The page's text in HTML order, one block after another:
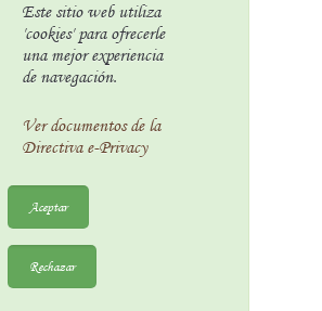
Este sitio web utiliza
'cookies' para ofrecerle
una mejor experiencia
de navegación.
Ver documentos de la
Directiva e-Privacy
Aceptar
Rechazar